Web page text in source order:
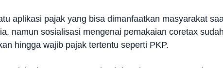
aplikasi pajak yang bisa dimanfaatkan masyarakat
namun sosialisasi mengenai pemakaian coretax
hingga wajib pajak tertentu seperti PKP.